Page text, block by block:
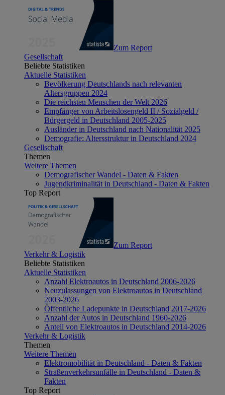
Zum Report
Gesellschaft
Beliebte Statistiken
Aktuelle Statistiken
Bevölkerung Deutschlands nach relevanten
Altersgruppen 2024
Die reichsten Menschen der Welt 2026
Empfänger von Arbeitslosengeld II / Sozialgeld /
Bürgergeld in Deutschland 2005-2025
Ausländer in Deutschland nach Nationalität 2025
Demografie: Altersstruktur in Deutschland 2024
Gesellschaft
Themen
Weitere Themen
Demografischer Wandel - Daten & Fakten
Jugendkriminalität in Deutschland - Daten & Fakten
Top Report
Zum Report
Verkehr & Logistik
Beliebte Statistiken
Aktuelle Statistiken
Anzahl Elektroautos in Deutschland 2006-2026
Neuzulassungen von Elektroautos in Deutschland
2003-2026
Öffentliche Ladepunkte in Deutschland 2017-2026
Anzahl der Autos in Deutschland 1960-2026
Anteil von Elektroautos in Deutschland 2014-2026
Verkehr & Logistik
Themen
Weitere Themen
Elektromobilität in Deutschland - Daten & Fakten
Straßenverkehrsunfälle in Deutschland - Daten &
Fakten
Top Report